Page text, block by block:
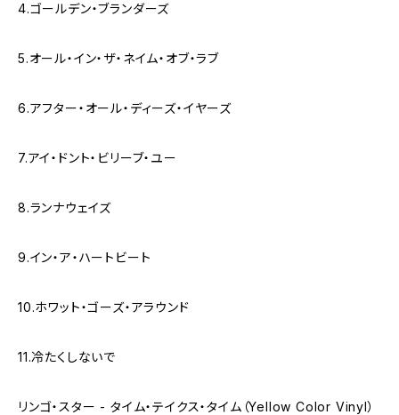
4.ゴールデン・ブランダーズ
5.オール・イン・ザ・ネイム・オブ・ラブ
6.アフター・オール・ディーズ・イヤーズ
7.アイ・ドント・ビリーブ・ユー
8.ランナウェイズ
9.イン・ア・ハートビート
10.ホワット・ゴーズ・アラウンド
11.冷たくしないで
リンゴ・スター - タイム・テイクス・タイム（Yellow Color Vinyl）